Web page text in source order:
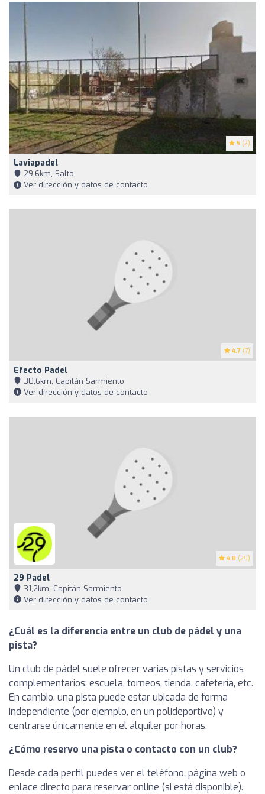
5 (2)
Laviapadel
29,6km, Salto
Ver dirección y datos de contacto
4.7 (7)
Efecto Padel
30,6km, Capitán Sarmiento
Ver dirección y datos de contacto
4.8 (25)
29 Padel
31,2km, Capitán Sarmiento
Ver dirección y datos de contacto
¿Cuál es la diferencia entre un club de pádel y una
pista?
Un club de pádel suele ofrecer varias pistas y servicios
complementarios: escuela, torneos, tienda, cafetería, etc.
En cambio, una pista puede estar ubicada de forma
independiente (por ejemplo, en un polideportivo) y
centrarse únicamente en el alquiler por horas.
¿Cómo reservo una pista o contacto con un club?
Desde cada perfil puedes ver el teléfono, página web o
enlace directo para reservar online (si está disponible).